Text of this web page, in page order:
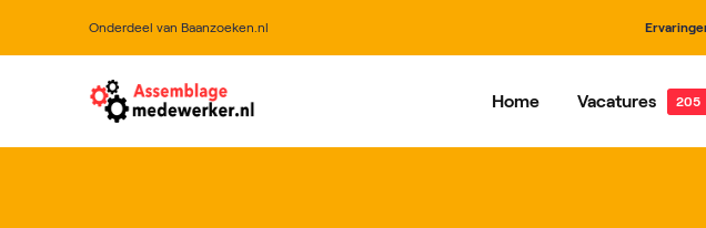
Onderdeel van Baanzoeken.nl
Home Vacatures